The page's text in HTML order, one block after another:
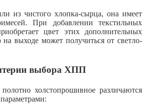
из чистого хлопка-сырца, она имеет
При добавлении текстильных
цвет этих дополнительных
выходе может получиться от светло-
выбора ХПП
холстопрошивное различаются